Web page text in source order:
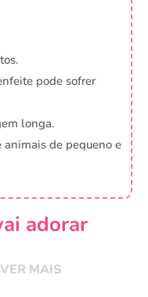
pode sofrer
longa.
de pequeno e
adorar
MAIS